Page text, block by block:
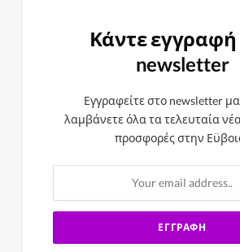
Κάντε εγγραφή
newsletter
Εγγραφείτε στο newsletter
λαμβάνετε όλα τα τελευταία
προσφορές στην